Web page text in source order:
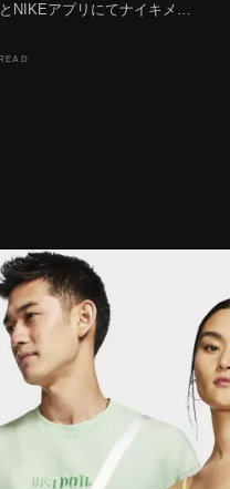
NIKEアプリにてナイキメ…